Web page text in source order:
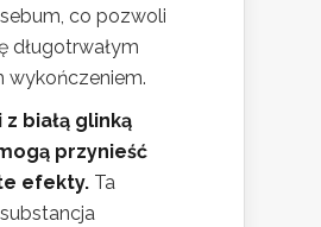
co pozwoli
długotrwałym
wykończeniem.
z białą glinką
przynieść
efekty. Ta